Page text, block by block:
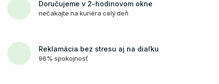
Doručujeme v 2-hodinovom okne
nečakajte na kuriéra celý deň
Reklamácia bez stresu aj na diaľku
96% spokojnosť